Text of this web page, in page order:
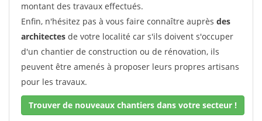
montant des travaux effectués.
Enfin, n'hésitez pas à vous faire connaître auprès des
architectes de votre localité car s'ils doivent s'occuper
d'un chantier de construction ou de rénovation, ils
peuvent être amenés à proposer leurs propres artisans
pour les travaux.
Trouver de nouveaux chantiers dans votre secteur !